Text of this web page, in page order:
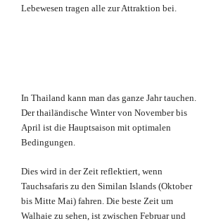
Lebewesen tragen alle zur Attraktion bei.
In Thailand kann man das ganze Jahr tauchen.
Der thailändische Winter von November bis
April ist die Hauptsaison mit optimalen
Bedingungen.
Dies wird in der Zeit reflektiert, wenn
Tauchsafaris zu den Similan Islands (Oktober
bis Mitte Mai) fahren. Die beste Zeit um
Walhaie zu sehen, ist zwischen Februar und